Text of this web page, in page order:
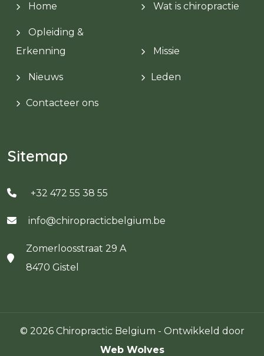
Home Wat is chiropractie
Opleiding &
Erkenning
Missie
Nieuws Leden
Contacteer ons
Sitemap
+32 472 55 38 55
info@chiropracticbelgium.be
Zomerloosstraat 29 A
8470 Gistel
© 2026 Chiropractic Belgium - Ontwikkeld door
Web Wolves